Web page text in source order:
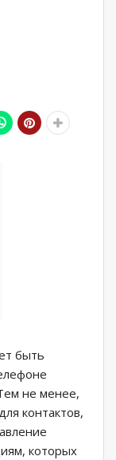
быть
не менее,
контактов,
которых